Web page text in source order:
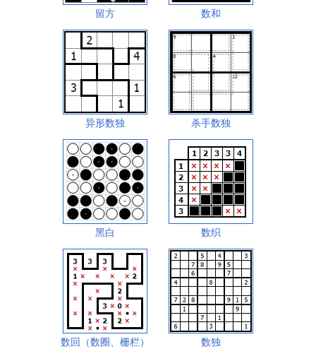
留方 数和
异形数独 杀手数独
黑白 数织
数回（数圈、栅栏） 数独